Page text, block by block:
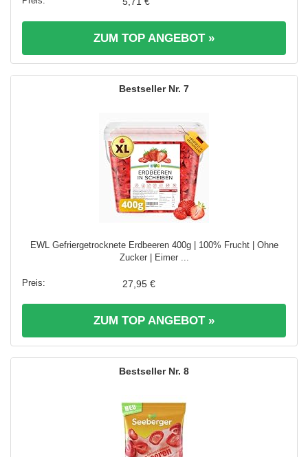
ZUM TOP ANGEBOT »
7
EWL Gefriergetrocknete Erdbeeren 400g | 100% Frucht | Ohne
Zucker | Eimer ...
27,95 €
ZUM TOP ANGEBOT »
8